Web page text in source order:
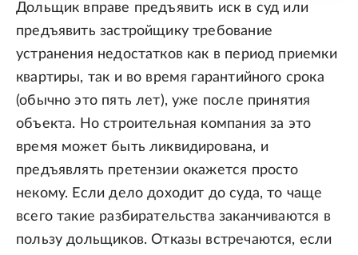
Дольщик вправе предъявить иск в суд или
предъявить застройщику требование
устранения недостатков как в период приемки
квартиры, так и во время гарантийного срока
(обычно это пять лет), уже после принятия
объекта. Но строительная компания за это
время может быть ликвидирована, и
предъявлять претензии окажется просто
некому. Если дело доходит до суда, то чаще
всего такие разбирательства заканчиваются в
пользу дольщиков. Отказы встречаются, если